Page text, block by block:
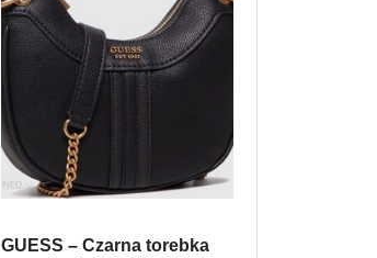
GUESS – Czarna torebka